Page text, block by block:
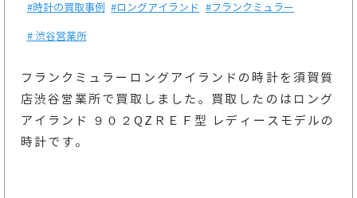
#時計の買取事例
#ロングアイランド #フランクミュラー
# 渋谷営業所
フランクミュラーロングアイランドの時計を須賀質
店渋谷営業所で買取しました。買取したのはロング
アイランド ９０２QZＲＥＦ型 レディースモデルの
時計です。